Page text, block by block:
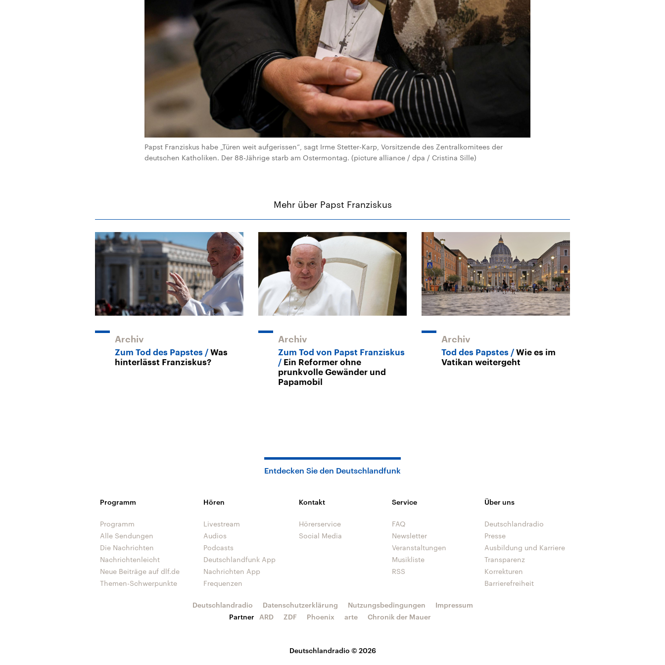
Papst Franziskus habe „Türen weit aufgerissen“, sagt Irme Stetter-Karp, Vorsitzende des Zentralkomitees der
deutschen Katholiken. Der 88-Jährige starb am Ostermontag. (picture alliance / dpa / Cristina Sille)
Mehr über Papst Franziskus
Archiv
Zum Tod des Papstes
Was
hinterlässt Franziskus?
Archiv
Zum Tod von Papst Franziskus
Ein Reformer ohne
prunkvolle Gewänder und
Papamobil
Archiv
Tod des Papstes
Wie es im
Vatikan weitergeht
Entdecken Sie den Deutschlandfunk
Programm
Programm
Alle Sendungen
Die Nachrichten
Nachrichtenleicht
Neue Beiträge auf dlf.de
Themen-Schwerpunkte
Hören
Livestream
Audios
Podcasts
Deutschlandfunk App
Nachrichten App
Frequenzen
Kontakt
Hörerservice
Social Media
Service
FAQ
Newsletter
Veranstaltungen
Musikliste
RSS
Über uns
Deutschlandradio
Presse
Ausbildung und Karriere
Transparenz
Korrekturen
Barrierefreiheit
Deutschlandradio © 2026
Deutschlandradio Datenschutzerklärung Nutzungsbedingungen
Impressum
Partner
ARD ZDF Phoenix arte Chronik der Mauer